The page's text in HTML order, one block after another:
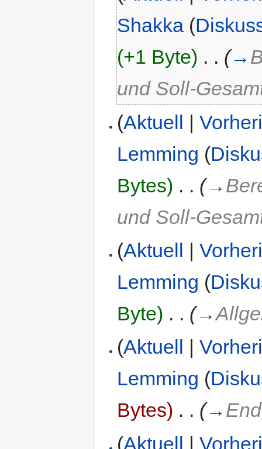
Shakka (
(+1 Byte) . . (→
und Soll-
(Aktuell |
Lemming (
Bytes) . . (→
und Soll-
(Aktuell |
Lemming (
Byte) . . (→
(Aktuell |
Lemming (
Bytes) . . (→
(Aktuell |